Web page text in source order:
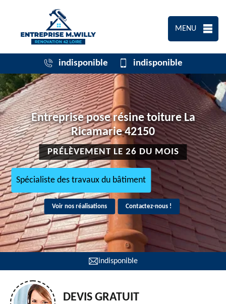
MENU
indisponible indisponible
Entreprise pose résine toiture La
Ricamarie 42150
PRÉLÈVEMENT LE 26 DU MOIS
Spécialiste des travaux du bâtiment
Voir nos réalisations Contactez-nous !
indisponible
DEVIS GRATUIT